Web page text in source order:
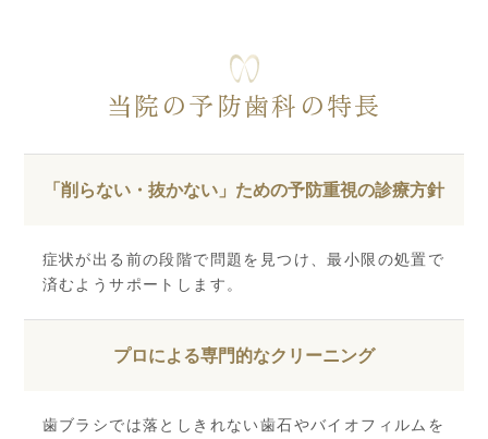
当院の予防歯科の特長
「削らない・抜かない」ための予防重視の診療方針
症状が出る前の段階で問題を見つけ、最小限の処置で
済むようサポートします。
プロによる専門的なクリーニング
歯ブラシでは落としきれない歯石やバイオフィルムを